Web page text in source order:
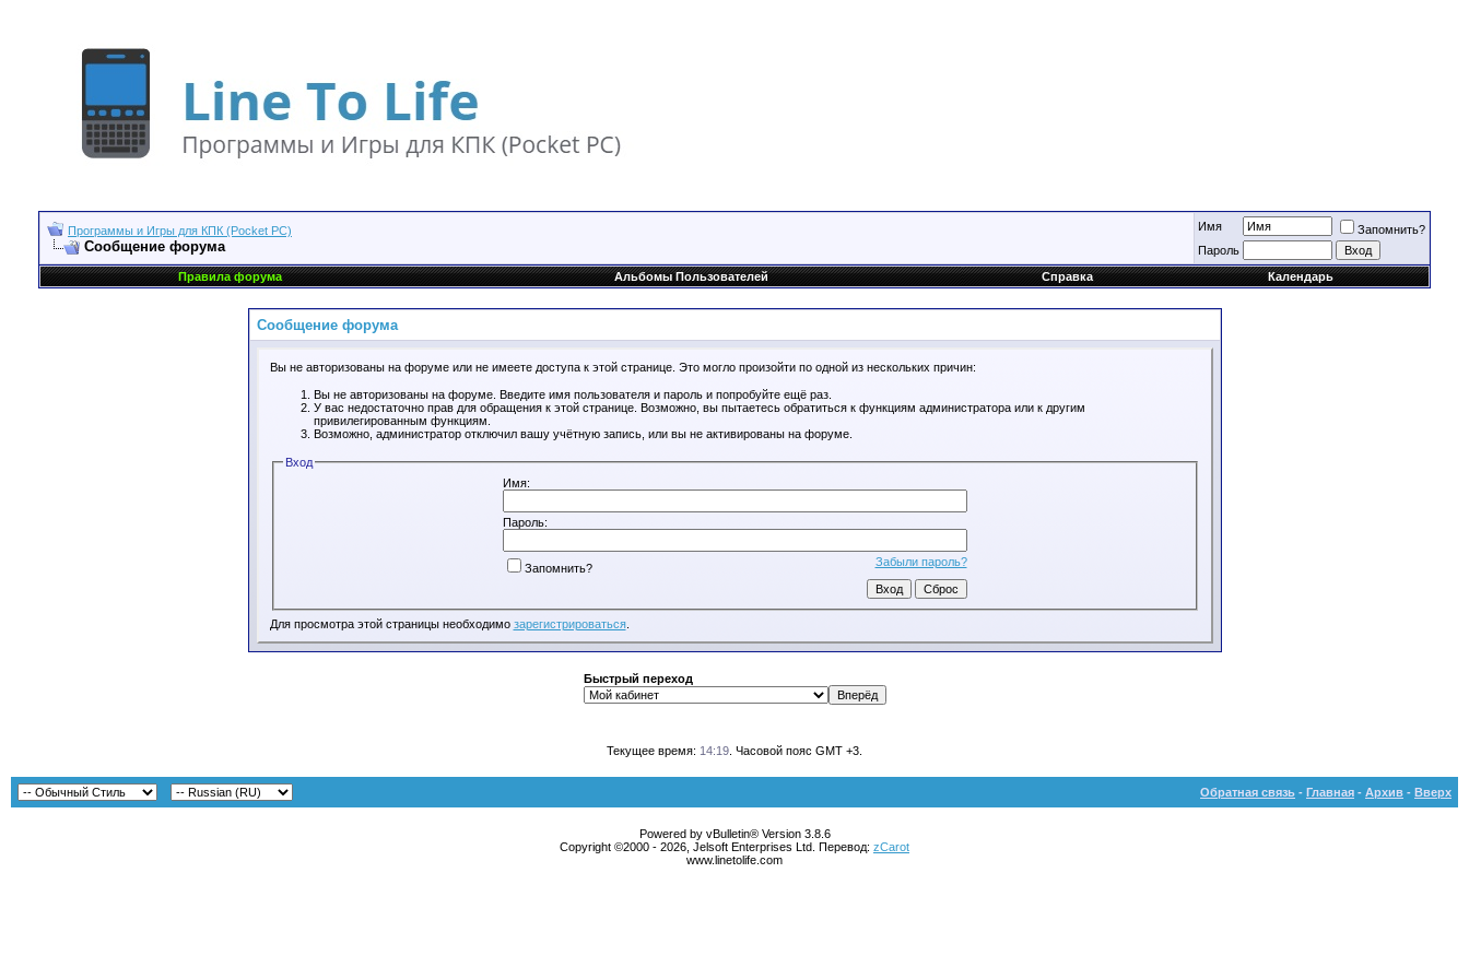
Программы и Игры для КПК (Pocket PC)
Сообщение форума
Имя
Запомнить?
Пароль
Правила форума
Альбомы Пользователей Справка Календарь
Сообщение форума
Вы не авторизованы на форуме или не имеете доступа к этой странице. Это могло произойти по одной из нескольких причин:
Вы не авторизованы на форуме. Введите имя пользователя и пароль и попробуйте ещё раз.
У вас недостаточно прав для обращения к этой странице. Возможно, вы пытаетесь обратиться к функциям администратора или к другим
привилегированным функциям.
Возможно, администратор отключил вашу учётную запись, или вы не активированы на форуме.
Вход
Имя:
Пароль:
Забыли пароль?
Запомнить?
Для просмотра этой страницы необходимо зарегистрироваться.
Быстрый переход
Текущее время: 14:19 . Часовой пояс GMT +3.
Обратная связь - Главная - Архив - Вверх
Powered by vBulletin® Version 3.8.6
Copyright ©2000 - 2026, Jelsoft Enterprises Ltd. Перевод: zCarot
www.linetolife.com